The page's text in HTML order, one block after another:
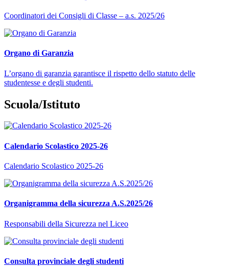
Coordinatori dei Consigli di Classe – a.s. 2025/26
Organo di Garanzia
L’organo di garanzia garantisce il rispetto dello statuto delle
studentesse e degli studenti.
Scuola/Istituto
Calendario Scolastico 2025-26
Calendario Scolastico 2025-26
Organigramma della sicurezza A.S.2025/26
Responsabili della Sicurezza nel Liceo
Consulta provinciale degli studenti